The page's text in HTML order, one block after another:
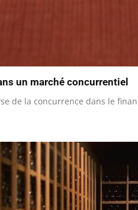
un marché concurrentiel
de la concurrence dans le